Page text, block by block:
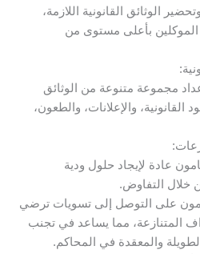
الوثائق القانونية اللازمة،
بأعلى مستوى من
مجموعة متنوعة من الوثائق
القانونية، والإعلانات، والطعون،
عادة لإيجاد حلول ودية
خلال التفاوض.
على التوصل إلى تسويات ترضي
المتنازعة، مما يساعد في تجنب
والمعقدة في المحاكم.